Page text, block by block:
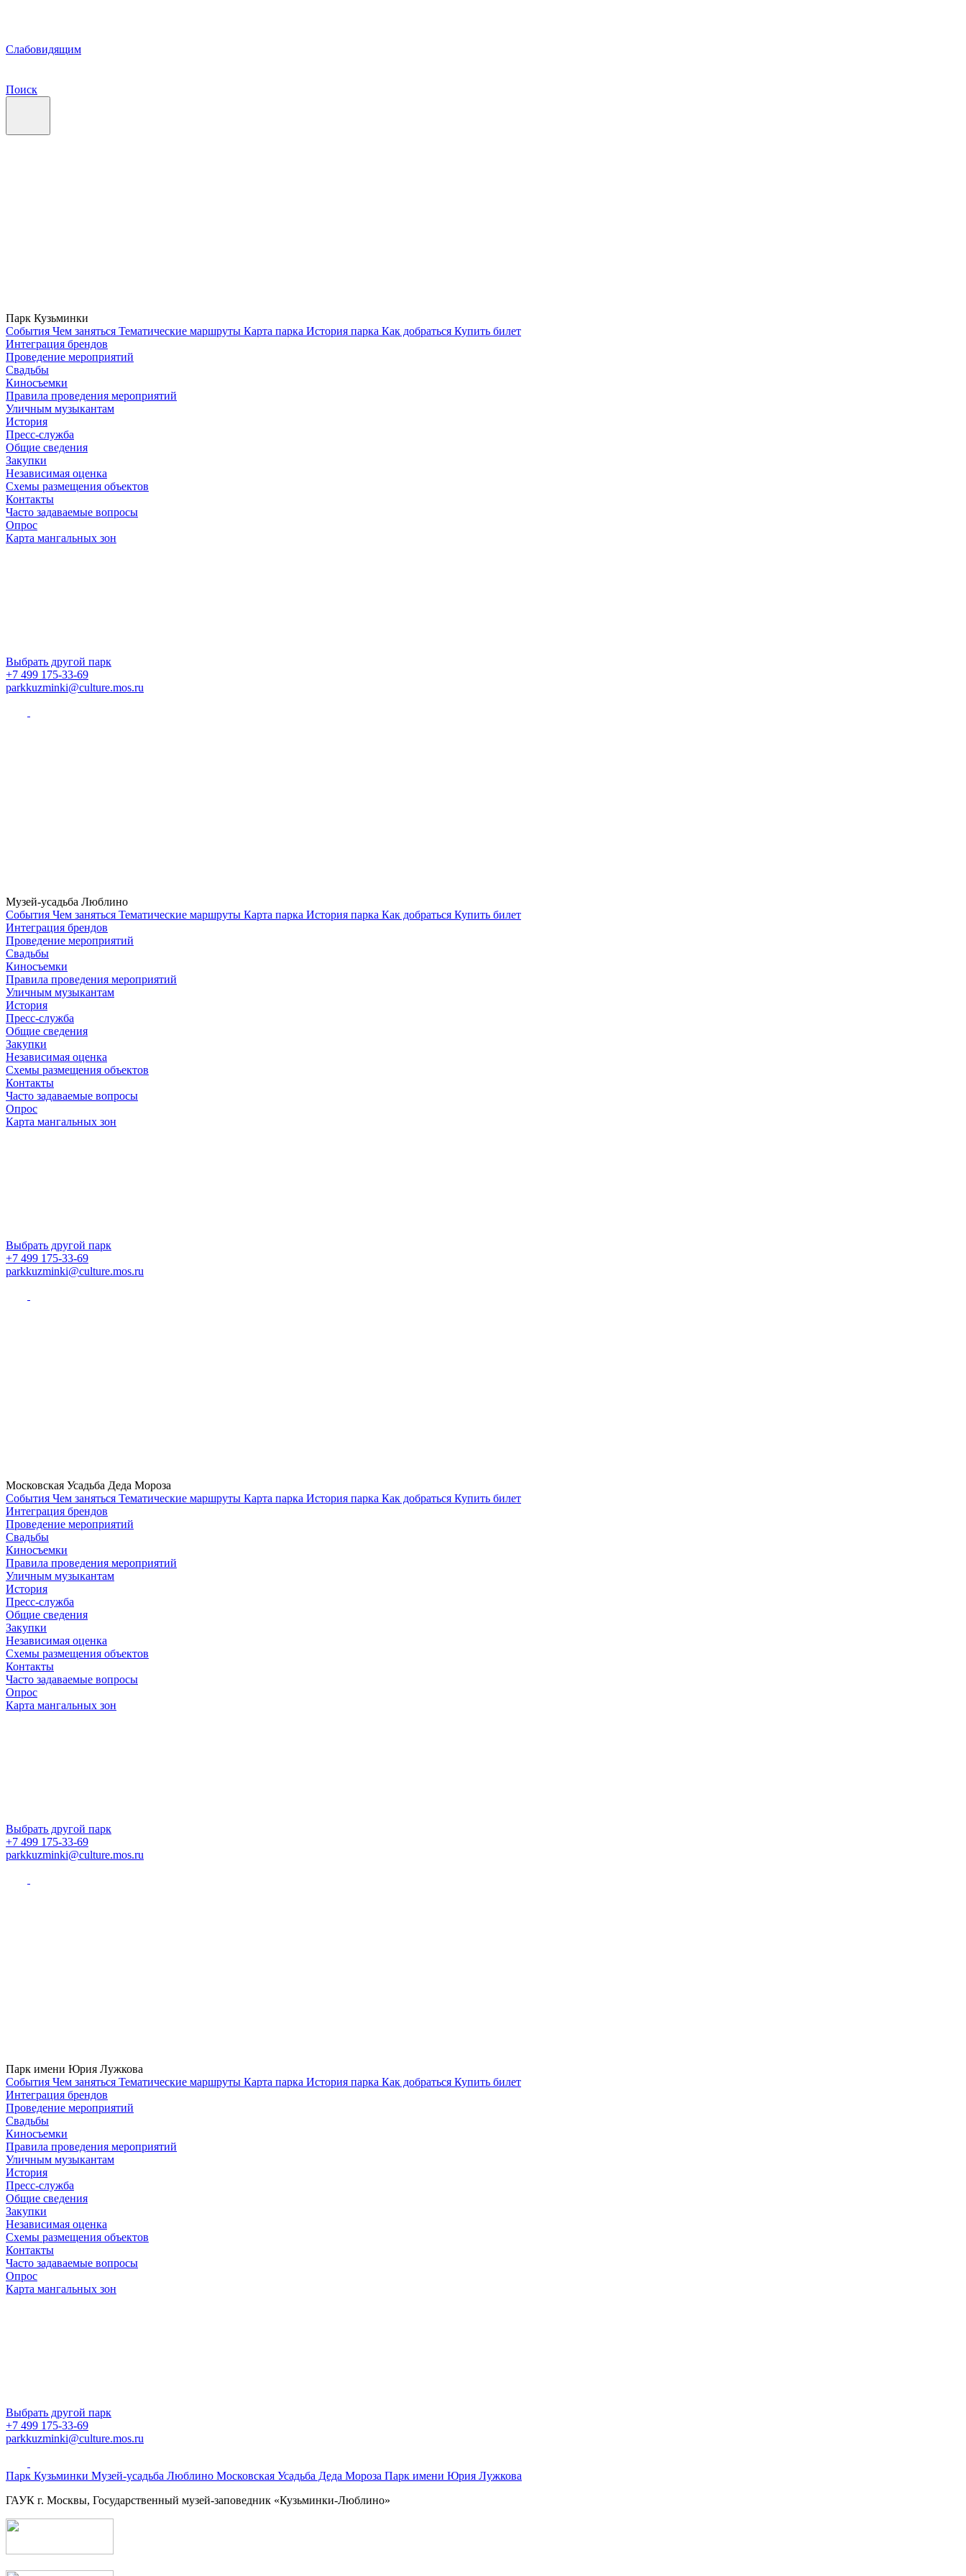
Слабовидящим
Поиск
Парк Кузьминки
Cобытия Чем заняться Тематические маршруты Карта парка История парка Как добраться Купить билет
Интеграция брендов
Проведение мероприятий
Свадьбы
Киносъемки
Правила проведения мероприятий
Уличным музыкантам
История
Пресс-служба
Общие сведения
Закупки
Независимая оценка
Схемы размещения объектов
Контакты
Часто задаваемые вопросы
Опрос
Карта мангальных зон
Выбрать другой парк
+7 499 175-33-69
parkkuzminki@culture.mos.ru
Музей-усадьба Люблино
Cобытия Чем заняться Тематические маршруты Карта парка История парка Как добраться Купить билет
Интеграция брендов
Проведение мероприятий
Свадьбы
Киносъемки
Правила проведения мероприятий
Уличным музыкантам
История
Пресс-служба
Общие сведения
Закупки
Независимая оценка
Схемы размещения объектов
Контакты
Часто задаваемые вопросы
Опрос
Карта мангальных зон
Выбрать другой парк
+7 499 175-33-69
parkkuzminki@culture.mos.ru
Московская Усадьба Деда Мороза
Cобытия Чем заняться Тематические маршруты Карта парка История парка Как добраться Купить билет
Интеграция брендов
Проведение мероприятий
Свадьбы
Киносъемки
Правила проведения мероприятий
Уличным музыкантам
История
Пресс-служба
Общие сведения
Закупки
Независимая оценка
Схемы размещения объектов
Контакты
Часто задаваемые вопросы
Опрос
Карта мангальных зон
Выбрать другой парк
+7 499 175-33-69
parkkuzminki@culture.mos.ru
Парк имени Юрия Лужкова
Cобытия Чем заняться Тематические маршруты Карта парка История парка Как добраться Купить билет
Интеграция брендов
Проведение мероприятий
Свадьбы
Киносъемки
Правила проведения мероприятий
Уличным музыкантам
История
Пресс-служба
Общие сведения
Закупки
Независимая оценка
Схемы размещения объектов
Контакты
Часто задаваемые вопросы
Опрос
Карта мангальных зон
Выбрать другой парк
+7 499 175-33-69
parkkuzminki@culture.mos.ru
Парк Кузьминки Музей-усадьба Люблино Московская Усадьба Деда Мороза Парк имени Юрия Лужкова
ГАУК г. Москвы, Государственный музей-заповедник «Кузьминки-Люблино»